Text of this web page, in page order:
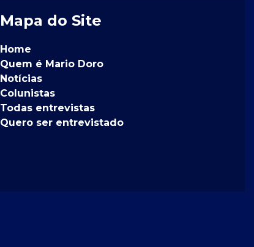
Mapa do Site
Home
Quem é Mario Doro
Notícias
Colunistas
Todas entrevistas
Quero ser entrevistado